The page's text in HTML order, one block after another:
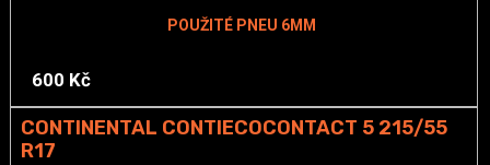
POUŽITÉ PNEU 6MM
600 Kč
CONTINENTAL CONTIECOCONTACT 5 215/55
R17